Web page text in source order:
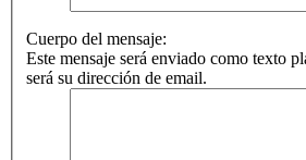
Cuerpo del mensaje:
Este mensaje será enviado como texto
será su dirección de email.